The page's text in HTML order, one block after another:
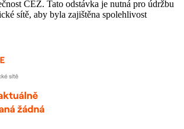
ČEZ. Tato odstávka je nutná pro údržbu
sítě, aby byla zajištěna spolehlivost